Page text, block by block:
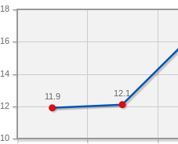
10
12
14
16
18
12.1
11.9